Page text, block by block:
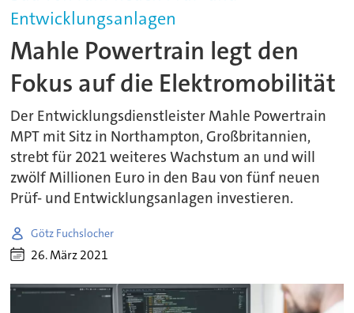
Entwicklungsanlagen
Mahle Powertrain legt den
Fokus auf die Elektromobilität
Der Entwicklungsdienstleister Mahle Powertrain
MPT mit Sitz in Northampton, Großbritannien,
strebt für 2021 weiteres Wachstum an und will
zwölf Millionen Euro in den Bau von fünf neuen
Prüf- und Entwicklungsanlagen investieren.
Götz Fuchslocher
26. März 2021